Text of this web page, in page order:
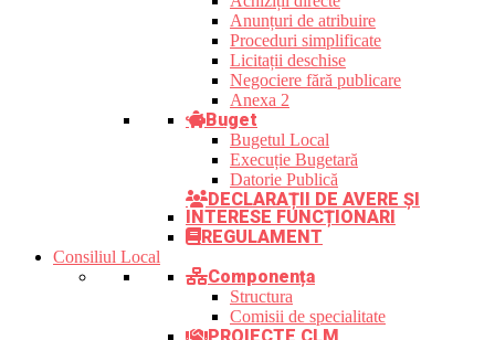
Anunțuri de atribuire
Proceduri simplificate
Licitații deschise
Negociere fără publicare
Anexa 2
Buget
Bugetul Local
Execuție Bugetară
Datorie Publică
DECLARAȚII DE AVERE ȘI
INTERESE FUNCȚIONARI
REGULAMENT
Consiliul Local
Componența
Structura
Comisii de specialitate